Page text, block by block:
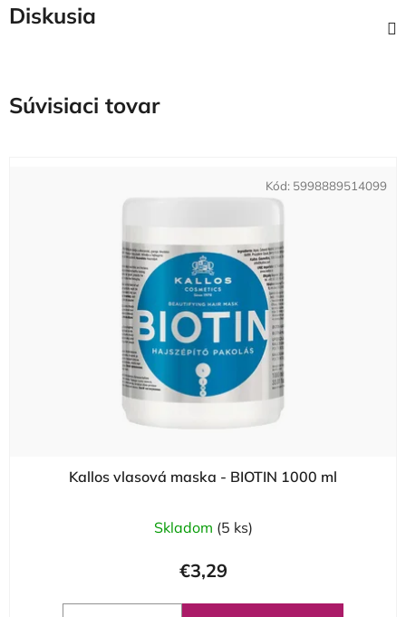
Diskusia
Súvisiaci tovar
Kallos vlasová maska - BIOTIN 1000 ml
Skladom (5 ks)
€3,29
Kód: 5998889514099